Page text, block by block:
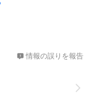
情報の誤りを報告